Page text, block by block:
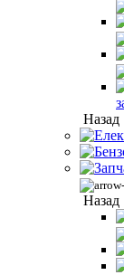
Назад
Назад